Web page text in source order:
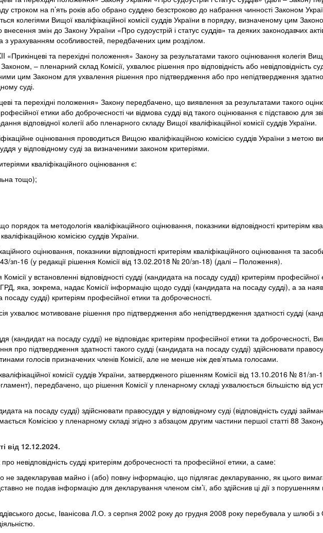
строком на п’ять років або обрано суддею безстроково до набрання чинності Законом
колегіями Вищої кваліфікаційної комісії суддів України в порядку, визначеному цим
змін до Закону України «Про судоустрій і статус суддів» та деяких законодавчих
з урахуванням особливостей, передбачених цим розділом.
«Прикінцеві та перехідні положення» Закону за результатами такого оцінювання колегія
– пленарний склад Комісії, ухвалює рішення про відповідність або невідповідність
цим Законом для ухвалення рішення про підтвердження або про непідтвердження
суді.
та перехідні положення» Закону передбачено, що виявлення за результатами такого
етики або доброчесності чи відмова судді від такого оцінювання є підставою для
відповідної колегії або пленарного складу Вищої кваліфікаційної комісії суддів України.
оцінювання проводиться Вищою кваліфікаційною комісією суддів України з метою
у відповідному суді за визначеними законом критеріями.
кваліфікаційного оцінювання є:
тощо);
та методологія кваліфікаційного оцінювання, показники відповідності критеріям
комісією суддів України.
оцінювання, показники відповідності критеріям кваліфікаційного оцінювання та
зп-16 (у редакції рішення Комісії від 13.02.2018 № 20/зп-18) (далі – Положення).
у встановленні відповідності судді (кандидата на посаду судді) критеріям
яка, зокрема, надає Комісії інформацію щодо судді (кандидата на посаду судді), а за
посаду судді) критеріям професійної етики та доброчесності.
ухвалює мотивоване рішення про підтвердження або непідтвердження здатності судді
на посаду судді) не відповідає критеріям професійної етики та доброчесності,
про підтвердження здатності такого судді (кандидата на посаду судді) здійснювати
голосів призначених членів Комісії, але не менше ніж дев’ятьма голосами.
комісії суддів України, затвердженого рішенням Комісії від 13.10.2016 № 81/зп-
передбачено, що рішення Комісії у пленарному складі ухвалюється більшістю від
на посаду судді) здійснювати правосуддя у відповідному суді (відповідність судді
Комісією у пленарному складі згідно з абзацом другим частини першої статті 88
від 12.12.2024.
невідповідність судді критеріям доброчесності та професійної етики, а саме:
не задекларував майно і (або) повну інформацію, що підлягає декларуванню, як цього
не подав інформацію для декларування членом сім’ї, або здійснив ці дії з
досьє, Іванісова Л.О. з серпня 2002 року до грудня 2008 року перебувала у